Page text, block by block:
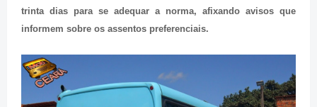
trinta dias para se adequar a norma, afixando avisos que
informem sobre os assentos preferenciais.